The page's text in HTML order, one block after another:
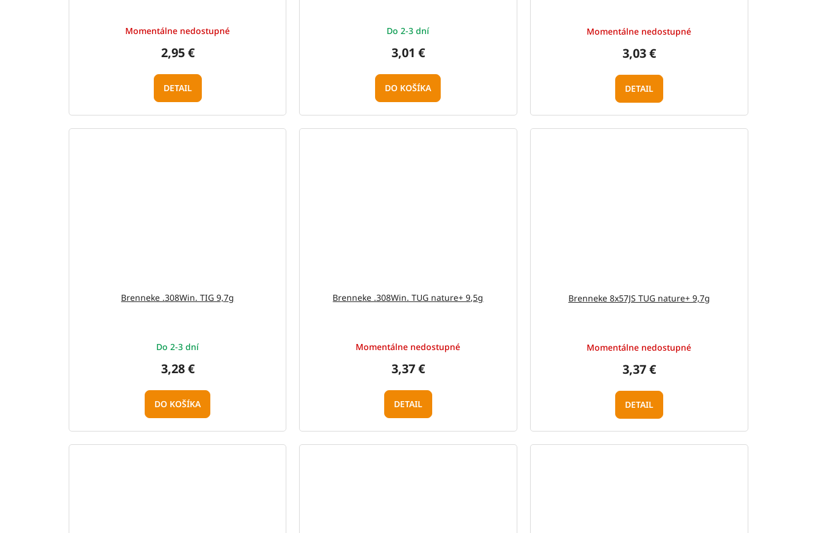
Momentálne nedostupné
2,95 €
DETAIL
Do 2-3 dní
3,01 €
DO KOŠÍKA
Momentálne nedostupné
3,03 €
DETAIL
Brenneke .308Win. TIG 9,7g
Do 2-3 dní
3,28 €
DO KOŠÍKA
Brenneke .308Win. TUG nature+ 9,5g
Momentálne nedostupné
3,37 €
DETAIL
Brenneke 8x57JS TUG nature+ 9,7g
Momentálne nedostupné
3,37 €
DETAIL